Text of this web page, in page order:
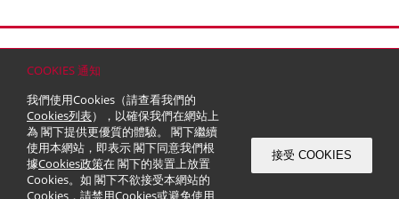
COOKIES 通知
我們使用Cookies（請查看我們的
Cookies列表），以確保我們在網站上
為 閣下提供更優質的體驗。 閣下繼續
使用本網站，即表示 閣下同意我們根
據Cookies政策在 閣下的裝置上放置
Cookies。如 閣下不欲接受本網站的
Cookies，請禁用Cookies或避免使用
接受 COOKIES
© 2026 嘉里建設有限公司 (於百慕達註冊成立之有限公司)